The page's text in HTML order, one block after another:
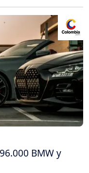
BMW y